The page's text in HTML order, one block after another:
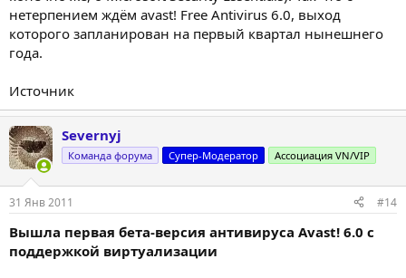
нетерпением ждём avast! Free Antivirus 6.0, выход
которого запланирован на первый квартал нынешнего
года.
Источник
Severnyj
Команда форума Супер-Модератор Ассоциация VN/VIP
31 Янв 2011 #14
Вышла первая бета-версия антивируса Avast! 6.0 с
поддержкой виртуализации